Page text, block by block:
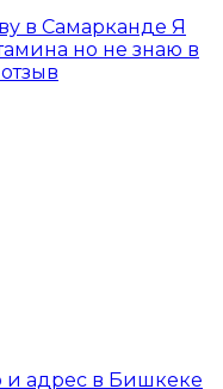
в Самарканде Я
но не знаю в
и адрес в Бишкеке